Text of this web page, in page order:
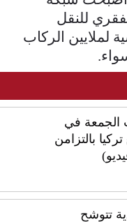
للنقل
لملايين الركاب
الجمعة في
بالتزامن
تتوشح